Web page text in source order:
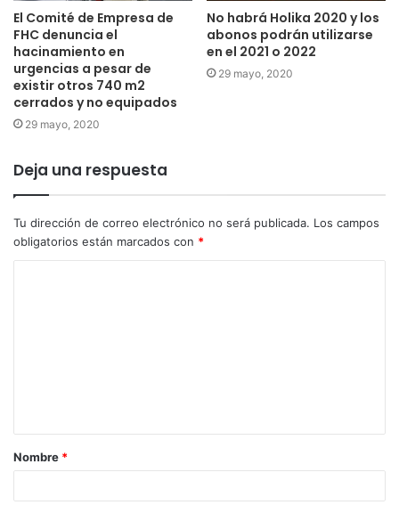
El Comité de Empresa de
FHC denuncia el
hacinamiento en
urgencias a pesar de
existir otros 740 m2
cerrados y no equipados
29 mayo, 2020
No habrá Holika 2020 y los
abonos podrán utilizarse
en el 2021 o 2022
29 mayo, 2020
Deja una respuesta
Tu dirección de correo electrónico no será publicada. Los campos
obligatorios están marcados con *
Nombre *